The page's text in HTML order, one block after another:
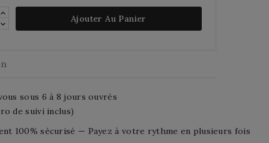
Ajouter Au Panier
sous 6 à 8 jours ouvrés
de suivi inclus)
100% sécurisé — Payez à votre rythme en plusieurs fois